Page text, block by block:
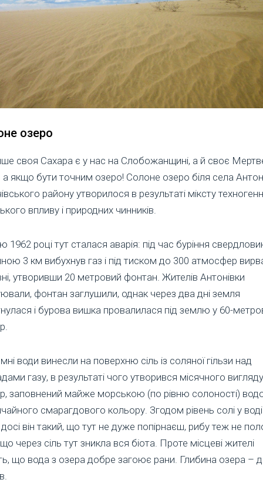
озеро
своя Сахара є у нас на Слобожанщині, а й своє
якщо бути точним озеро! Солоне озеро біля села
району утворилося в результаті міксту
впливу і природних чинників.
1962 році тут сталася аварія: під час буріння
3 км вибухнув газ і під тиском до 300 атмосфер
утворивши 20 метровий фонтан. Жителів Антонівки
фонтан заглушили, однак через два дні земля
і бурова вишка провалилася під землю у 60-
води винесли на поверхню сіль із соляної гільзи над
газу, в результаті чого утворився місячного вигляду
заповнений майже морською (по рівню солоності)
смарагдового кольору. Згодом рівень солі у
він такий, що тут не дуже попірнаєш, рибу теж не
через сіль тут зникла вся біота. Проте місцеві жителі
що вода з озера добре загоює рани. Глибина озера –